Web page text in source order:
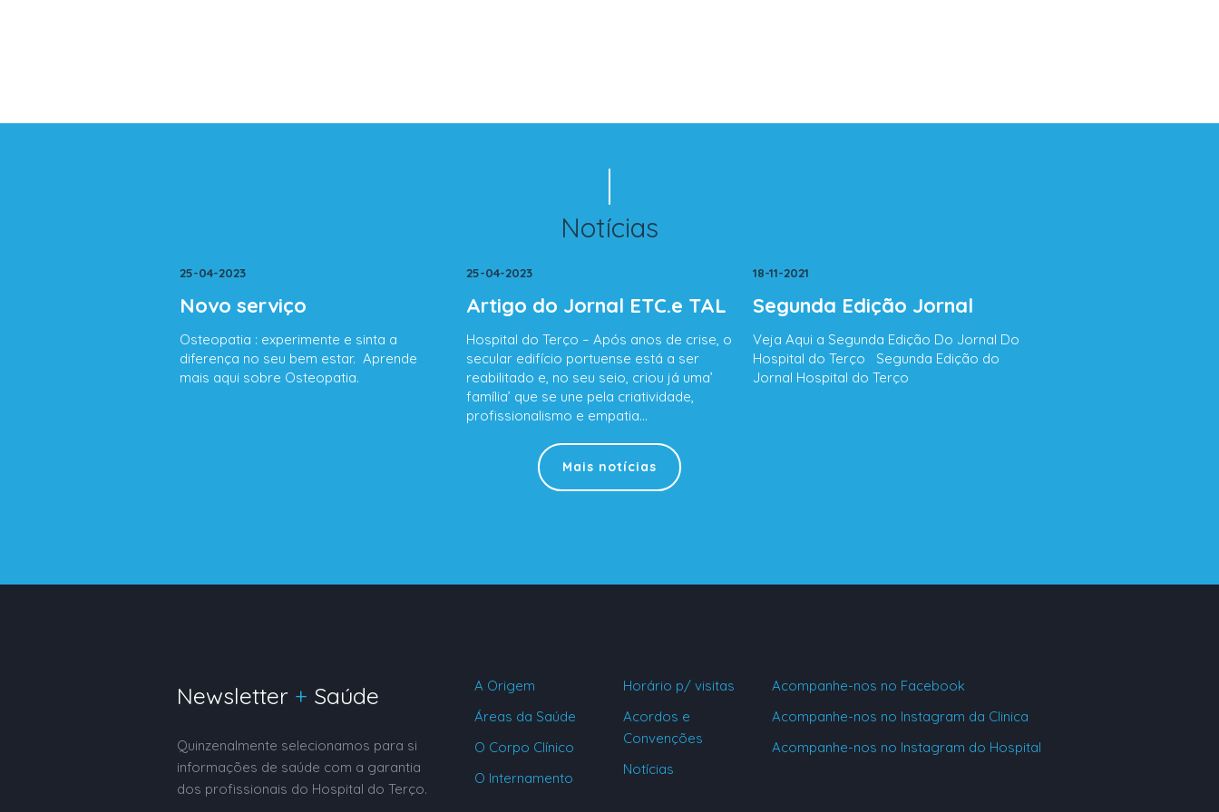
Notícias
25-04-2023
Novo serviço
Osteopatia : experimente e sinta a
diferença no seu bem estar. Aprende
mais aqui sobre Osteopatia.
25-04-2023
Artigo do Jornal ETC.e TAL
Hospital do Terço – Após anos de crise, o
secular edifício portuense está a ser
reabilitado e, no seu seio, criou já uma’
família’ que se une pela criatividade,
profissionalismo e empatia…
18-11-2021
Segunda Edição Jornal
Veja Aqui a Segunda Edição Do Jornal Do
Hospital do Terço Segunda Edição do
Jornal Hospital do Terço
Mais notícias
Newsletter + Saúde
Quinzenalmente selecionamos para si
informações de saúde com a garantia
dos profissionais do Hospital do Terço.
A Origem
Áreas da Saúde
O Corpo Clínico
O Internamento
Horário p/ visitas
Acordos e
Convenções
Notícias
Acompanhe-nos no Facebook
Acompanhe-nos no Instagram da Clinica
Acompanhe-nos no Instagram do Hospital